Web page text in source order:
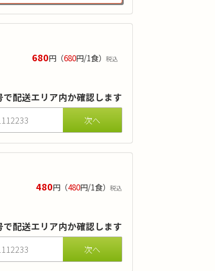
たことがある方が対象です。
680円 （680円/1食） 税込
しみにもこだわって調理していま
アレルギー対応も無料で承ります。
で配送エリア内か確認します
480円 （480円/1食） 税込
手頃価格です。
で配送エリア内か確認します